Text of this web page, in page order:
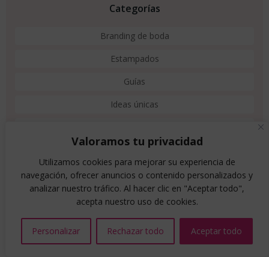
Valoramos tu privacidad
Utilizamos cookies para mejorar su experiencia de
navegación, ofrecer anuncios o contenido personalizados y
analizar nuestro tráfico. Al hacer clic en "Aceptar todo",
acepta nuestro uso de cookies.
Personalizar Rechazar todo Aceptar todo
Categorías
Branding de boda
Estampados
Guías
Ideas únicas
Paleta de colores
Meta
Acceder
Feed de entradas